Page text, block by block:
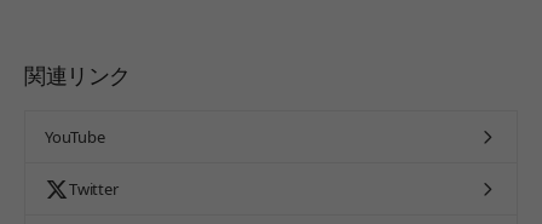
関連リンク
YouTube
Twitter